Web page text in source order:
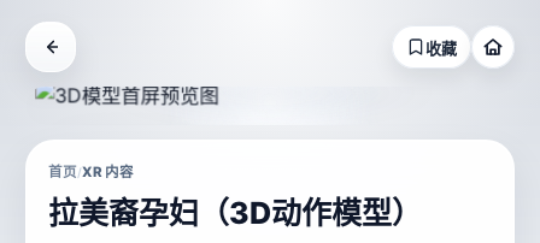
收藏
首页/XR 内容
拉美裔孕妇（3D动作模型）